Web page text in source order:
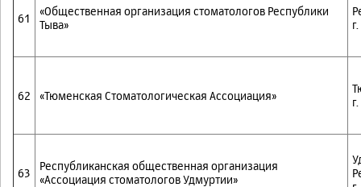
61
«Общественная организация стоматологов Республики
Тыва»
62 «Тюменская Стоматологическая Ассоциация»
63
Республиканская общественная организация
«Ассоциация стоматологов Удмуртии»